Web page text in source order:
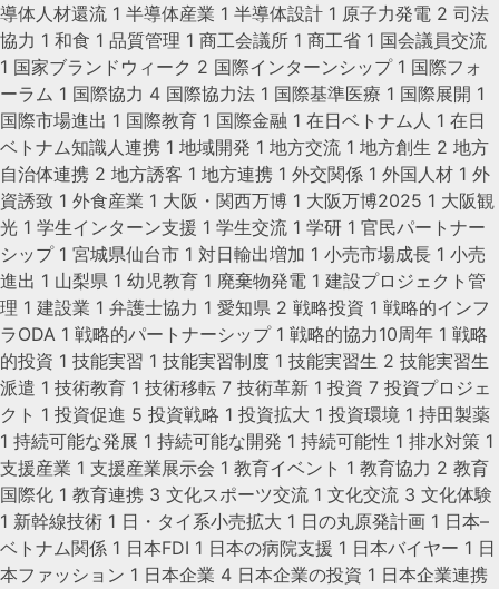
導体人材還流 1 半導体産業 1 半導体設計 1 原子力発電 2 司法
協力 1 和食 1 品質管理 1 商工会議所 1 商工省 1 国会議員交流
1 国家ブランドウィーク 2 国際インターンシップ 1 国際フォ
ーラム 1 国際協力 4 国際協力法 1 国際基準医療 1 国際展開 1
国際市場進出 1 国際教育 1 国際金融 1 在日ベトナム人 1 在日
ベトナム知識人連携 1 地域開発 1 地方交流 1 地方創生 2 地方
自治体連携 2 地方誘客 1 地方連携 1 外交関係 1 外国人材 1 外
資誘致 1 外食産業 1 大阪・関西万博 1 大阪万博2025 1 大阪観
光 1 学生インターン支援 1 学生交流 1 学研 1 官民パートナー
シップ 1 宮城県仙台市 1 対日輸出増加 1 小売市場成長 1 小売
進出 1 山梨県 1 幼児教育 1 廃棄物発電 1 建設プロジェクト管
理 1 建設業 1 弁護士協力 1 愛知県 2 戦略投資 1 戦略的インフ
ラODA 1 戦略的パートナーシップ 1 戦略的協力10周年 1 戦略
的投資 1 技能実習 1 技能実習制度 1 技能実習生 2 技能実習生
派遣 1 技術教育 1 技術移転 7 技術革新 1 投資 7 投資プロジェ
クト 1 投資促進 5 投資戦略 1 投資拡大 1 投資環境 1 持田製薬
1 持続可能な発展 1 持続可能な開発 1 持続可能性 1 排水対策 1
支援産業 1 支援産業展示会 1 教育イベント 1 教育協力 2 教育
国際化 1 教育連携 3 文化スポーツ交流 1 文化交流 3 文化体験
1 新幹線技術 1 日・タイ系小売拡大 1 日の丸原発計画 1 日本–
ベトナム関係 1 日本FDI 1 日本の病院支援 1 日本バイヤー 1 日
本ファッション 1 日本企業 4 日本企業の投資 1 日本企業連携